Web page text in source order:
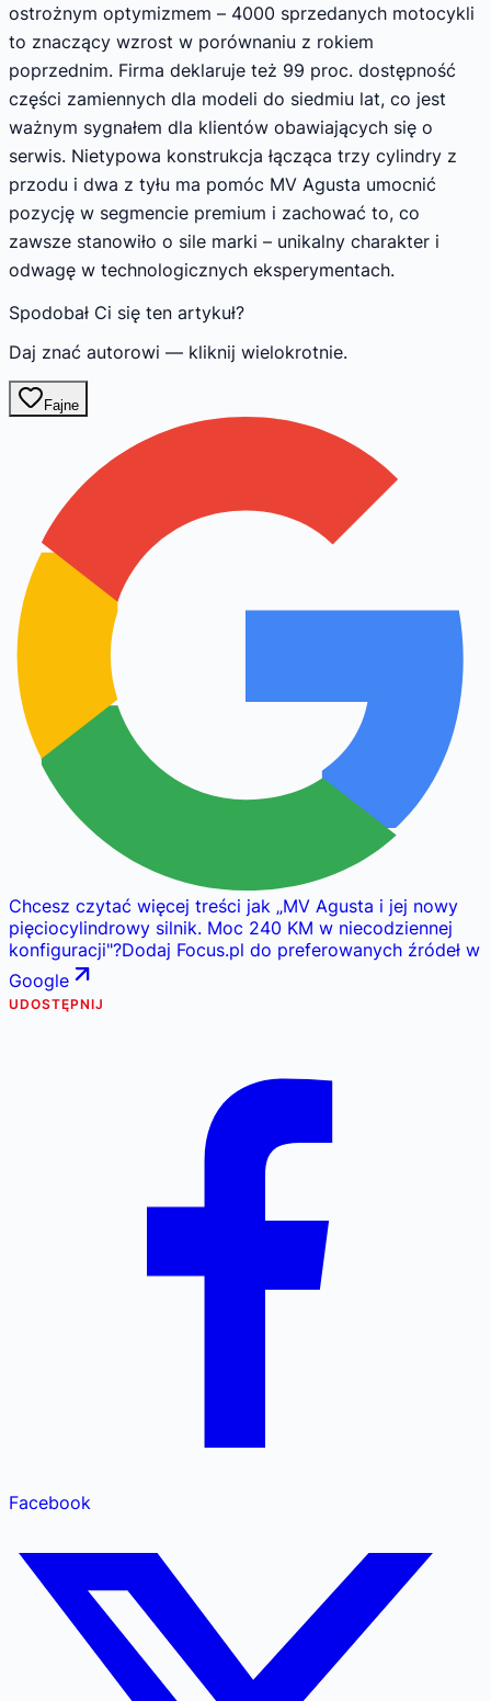
ostrożnym optymizmem – 4000 sprzedanych motocykli
to znaczący wzrost w porównaniu z rokiem
poprzednim. Firma deklaruje też 99 proc. dostępność
części zamiennych dla modeli do siedmiu lat, co jest
ważnym sygnałem dla klientów obawiających się o
serwis. Nietypowa konstrukcja łącząca trzy cylindry z
przodu i dwa z tyłu ma pomóc MV Agusta umocnić
pozycję w segmencie premium i zachować to, co
zawsze stanowiło o sile marki – unikalny charakter i
odwagę w technologicznych eksperymentach.
Spodobał Ci się ten artykuł?
Daj znać autorowi — kliknij wielokrotnie.
Fajne
Chcesz czytać więcej treści jak „MV Agusta i jej nowy
pięciocylindrowy silnik. Moc 240 KM w niecodziennej
konfiguracji"?Dodaj Focus.pl do preferowanych źródeł w
Google
UDOSTĘPNIJ
Facebook